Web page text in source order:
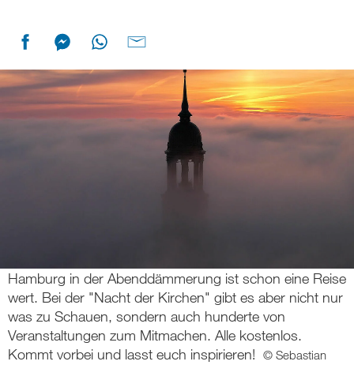
Hamburg in der Abenddämmerung ist schon eine Reise
wert. Bei der "Nacht der Kirchen" gibt es aber nicht nur
was zu Schauen, sondern auch hunderte von
Veranstaltungen zum Mitmachen. Alle kostenlos.
Kommt vorbei und lasst euch inspirieren!
© Sebastian